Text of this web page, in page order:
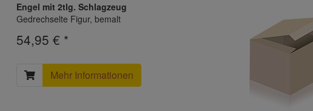
Engel mit 2tlg. Schlagzeug
Gedrechselte Figur, bemalt
54,95 € *
Mehr Informationen